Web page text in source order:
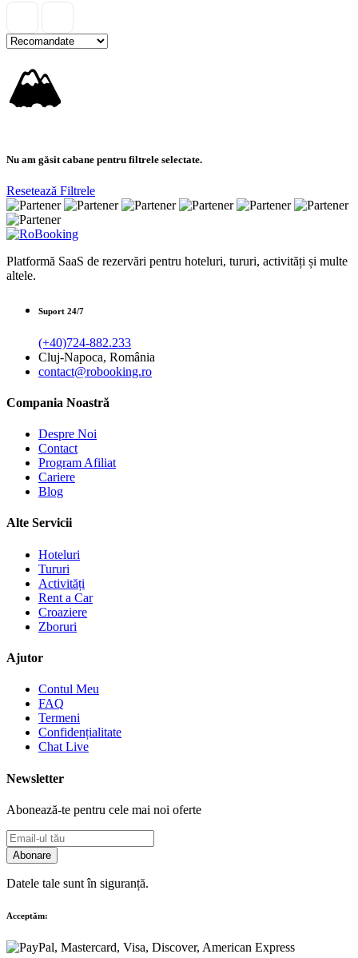
🏔
Nu am găsit cabane pentru filtrele selectate.
Resetează Filtrele
Platformă SaaS de rezervări pentru hoteluri, tururi, activități și multe
altele.
Suport 24/7
(+40)724-882.233
Cluj-Napoca, România
contact@robooking.ro
Compania Noastră
Despre Noi
Contact
Program Afiliat
Cariere
Blog
Alte Servicii
Hoteluri
Tururi
Activități
Rent a Car
Croaziere
Zboruri
Ajutor
Contul Meu
FAQ
Termeni
Confidențialitate
Chat Live
Newsletter
Abonează-te pentru cele mai noi oferte
Abonare
Datele tale sunt în siguranță.
Acceptăm: